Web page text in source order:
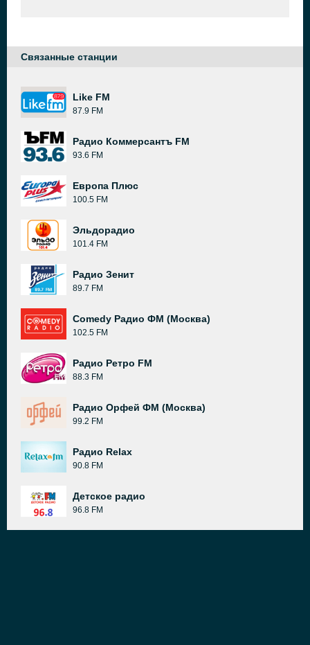
Связанные станции
Like FM
87.9 FM
Радио Коммерсантъ FM
93.6 FM
Европа Плюс
100.5 FM
Эльдорадио
101.4 FM
Радио Зенит
89.7 FM
Comedy Радио ФМ (Москва)
102.5 FM
Радио Ретро FM
88.3 FM
Радио Орфей ФМ (Москва)
99.2 FM
Радио Relax
90.8 FM
Детское радио
96.8 FM